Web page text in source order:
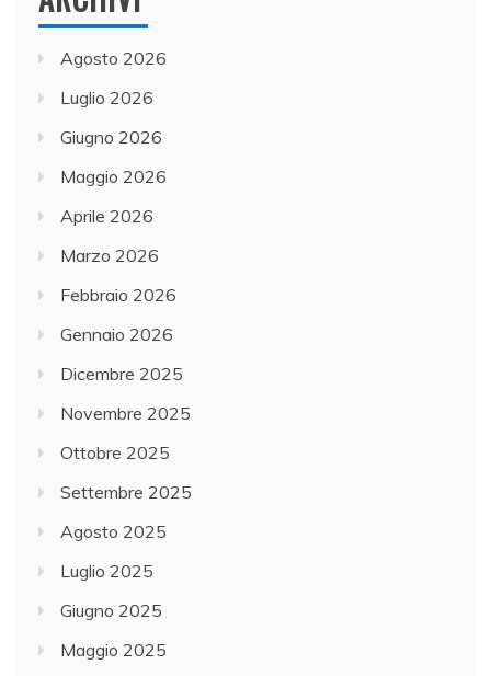
Agosto 2026
Luglio 2026
Giugno 2026
Maggio 2026
Aprile 2026
Marzo 2026
Febbraio 2026
Gennaio 2026
Dicembre 2025
Novembre 2025
Ottobre 2025
Settembre 2025
Agosto 2025
Luglio 2025
Giugno 2025
Maggio 2025